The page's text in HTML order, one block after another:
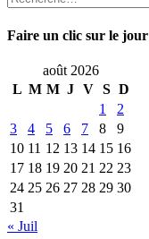
Faire un clic sur le jour
août 2026
L M M J V S D
1
2
3
4 5 6 7 8
9
10 11 12 13 14 15 16
17 18 19 20 21 22 23
24 25 26 27 28 29 30
31
« Juil